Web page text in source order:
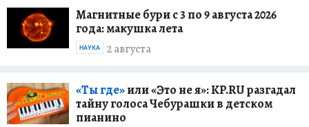
Магнитные бури с 3 по 9 августа 2026
года: макушка лета
2 августа
НАУКА
«Ты где»или «Это не я»: KP.RU разгадал
тайну голоса Чебурашки в детском
пианино